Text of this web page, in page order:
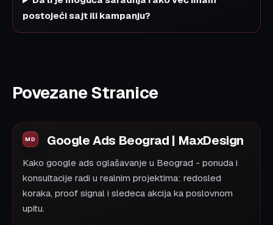
postojeći sajt ili kampanju?
Povezane Stranice
Google Ads Beograd | MaxDesign
Kako google ads oglašavanje u Beograd - ponuda i
konsultacije radi u realnim projektima: redosled
koraka, proof signal i sledeca akcija ka poslovnom
upitu.